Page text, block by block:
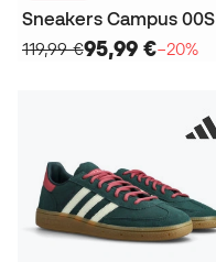
Sneakers Campus 00S
119,99 €95,99 €−20%